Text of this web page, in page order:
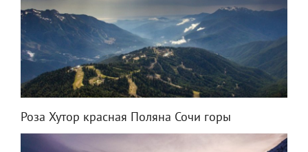
Роза Хутор красная Поляна Сочи горы